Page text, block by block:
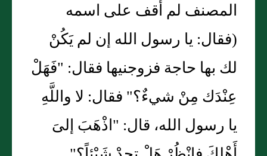
المصنف لم أقف على اسمه
(فقال: يا رسول الله إن لم يَكُنْ
لك بها حاجة فزوجنيها فقال: "فَهَلْ
عِنْدَك مِنْ شيءٌ؟" فقال: لا واللَّهِ
يا رسول الله، قال: "اذْهَبَ إلىَ